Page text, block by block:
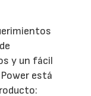
y un fácil
está